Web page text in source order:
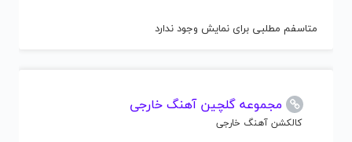
متاسفم مطلبی برای نمایش وجود ندارد
مجموعه گلچین آهنگ خارجی
کالکشن آهنگ خارجی